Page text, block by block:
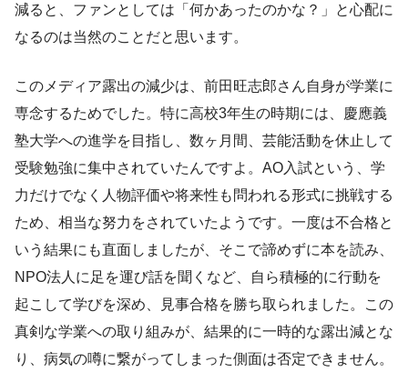
減ると、ファンとしては「何かあったのかな？」と心配に
なるのは当然のことだと思います。
このメディア露出の減少は、前田旺志郎さん自身が学業に
専念するためでした。特に高校3年生の時期には、慶應義
塾大学への進学を目指し、数ヶ月間、芸能活動を休止して
受験勉強に集中されていたんですよ。AO入試という、学
力だけでなく人物評価や将来性も問われる形式に挑戦する
ため、相当な努力をされていたようです。一度は不合格と
いう結果にも直面しましたが、そこで諦めずに本を読み、
NPO法人に足を運び話を聞くなど、自ら積極的に行動を
起こして学びを深め、見事合格を勝ち取られました。この
真剣な学業への取り組みが、結果的に一時的な露出減とな
り、病気の噂に繋がってしまった側面は否定できません。